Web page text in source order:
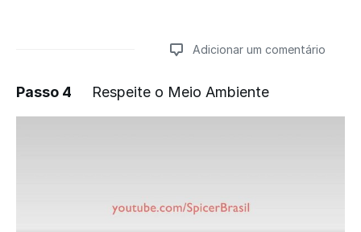
Adicionar um comentário
Passo 4 Respeite o Meio Ambiente